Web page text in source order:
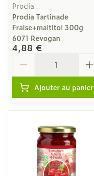
Prodia
Prodia Tartinade
Fraise+maltitol 300g
6071 Revogan
4,88 €
Ajouter au panier